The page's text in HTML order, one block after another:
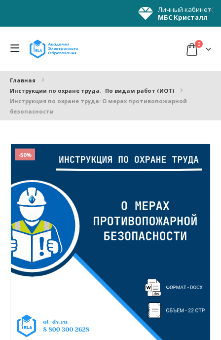
Личный кабинет
МБС Кристалл
0
Главная
Инструкции по охране труда, По видам работ (ИОТ)
Инструкция по охране труда: О мерах противопожарной
безопасности
-50%